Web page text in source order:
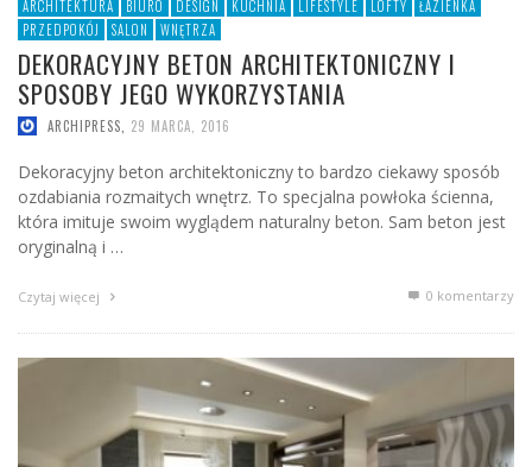
ARCHITEKTURA BIURO DESIGN KUCHNIA LIFESTYLE LOFTY
ŁAZIENKA
PRZEDPOKÓJ
SALON WNĘTRZA
DEKORACYJNY BETON ARCHITEKTONICZNY I
SPOSOBY JEGO WYKORZYSTANIA
ARCHIPRESS 29 MARCA, 2016
Dekoracyjny beton architektoniczny to bardzo ciekawy sposób
ozdabiania rozmaitych wnętrz. To specjalna powłoka ścienna,
która imituje swoim wyglądem naturalny beton. Sam beton jest
oryginalną i …
Czytaj więcej 0 komentarzy